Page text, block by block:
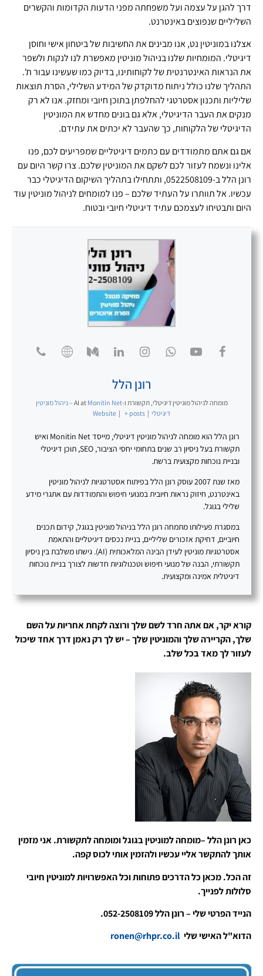
דרך להגן על עצמה ועל משפחתה מפני הדעות הקדומות והקשרים
השליליים שנפוצים באינטרנט.
אצלנו במוניטין נט, אנו מבינים את החשיבות של ביטחון אישי וחוסן
דיגיטלי. המומחיות שלנו בניהול מוניטין מאפשרת לנו לנקות ולשפר
את הנראות האינטרנטית של לקוחותינו, בדיוק כמו שעשינו עבור ת'.
התהליך שלנו כולל ניתוח מדוקדק של המידע השלילי, הסרת תוצאות
שליליות ותכנון אסטרטגי להחלפתן בתוכן חיובי ומחזק. אנו לא רק
מנקים את העבר הדיגיטלי, אלא גם בונים מחדש את המוניטין
הדיגיטלי של הלקוחות, כך שהעבר לא יכתים את עתידם.
אם גם אתם מתמודדים עם כתמים דיגיטליים שמפריעים לכם, פנו
אלינו ונשמח לעזור לכם לשקם את המוניטין שלכם. צרו קשר היום עם
רונן הלל ב-0522508109, ותתחילו בתהליך השיקום הדיגיטלי כבר
עכשיו. אל תוותרו על העתיד שלכם – פנו למומחים לניהול מוניטין עוד
היום ותבטיחו לעצמכם עתיד דיגיטלי חיובי ובטוח.
רונן הלל
מומחה לניהול מוניטין דיגיטלי, תקשורת ו-AI at
Monitin Net – ניהול מוניטין
דיגיטלי |
Website | + posts
רונן הלל הוא מומחה לניהול מוניטין דיגיטלי, מייסד Monitin Net ואיש
תקשורת בעל ניסיון רב שנים בתחומי יחסי הציבור, SEO, תוכן דיגיטלי
ובניית נוכחות מקצועית ברשת.
מאז שנת 2007 עוסק רונן הלל בפיתוח אסטרטגיות לניהול מוניטין
באינטרנט, חיזוק נראות חיובית במנועי חיפוש והתמודדות עם אתגרי מידע
שלילי בגוגל.
במסגרת פעילותו מתמחה רונן הלל בניהול מוניטין בגוגל, קידום תכנים
חיוביים, דחיקת אזכורים שליליים, בניית נכסים דיגיטליים והתאמת
אסטרטגיות מוניטין לעידן הבינה המלאכותית (AI). גישתו משלבת בין ניסיון
תקשורתי, הבנה של מנועי חיפוש וטכנולוגיות חדשות לצורך בניית נוכחות
דיגיטלית אמינה ומקצועית.
קורא יקר, אם אתה חרד לשם שלך ורוצה לקחת אחריות על השם
שלך, הקריירה שלך והמוניטין שלך – יש לך רק נאמן דרך אחד שיכול
לעזור לך מאד בכל שלב.
כאן רונן הלל –מומחה למוניטין בגוגל ומומחה לתקשורת. אני מזמין
אותך להתקשר אליי עכשיו ולהזמין אותי לכוס קפה.
זה הכל. מכאן כל הדרכים פתוחות וכל האפשרויות למוניטין חיובי
סלולות לפנייך.
הנייד הפרטי שלי – רונן הלל 052-2508109.
הדוא"ל האישי שלי